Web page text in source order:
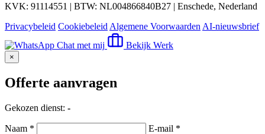
KVK: 91114551 | BTW: NL004866840B27 | Enschede, Nederland
Privacybeleid Cookiebeleid Algemene Voorwaarden AI-nieuwsbrief
Chat met mij
Bekijk Werk
×
Offerte aanvragen
Gekozen dienst: -
Naam * E-mail *